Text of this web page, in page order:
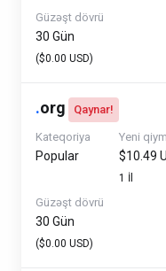
Güzəşt dövrü
30 Gün
($0.00 USD)
.org Qaynar!
Kateqoriya
Popular
Yeni
$10.49
1 İl
Güzəşt dövrü
30 Gün
($0.00 USD)